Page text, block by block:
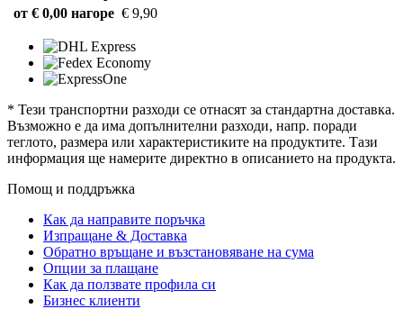
от € 0,00 нагоре € 9,90
* Тези транспортни разходи се отнасят за стандартна доставка.
Възможно е да има допълнителни разходи, напр. поради
теглото, размера или характеристиките на продуктите. Тази
информация ще намерите директно в описанието на продукта.
Помощ и поддръжка
Как да направите поръчка
Изпращане & Доставка
Обратно връщане и възстановяване на сума
Опции за плащане
Как да ползвате профила си
Бизнес клиенти